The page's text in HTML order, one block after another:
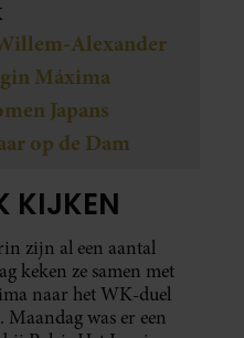
Alexander
Máxima
Japans
op de Dam
KIJKEN
zijn al een aantal
keken ze samen met
naar het WK-duel
Maandag was er een